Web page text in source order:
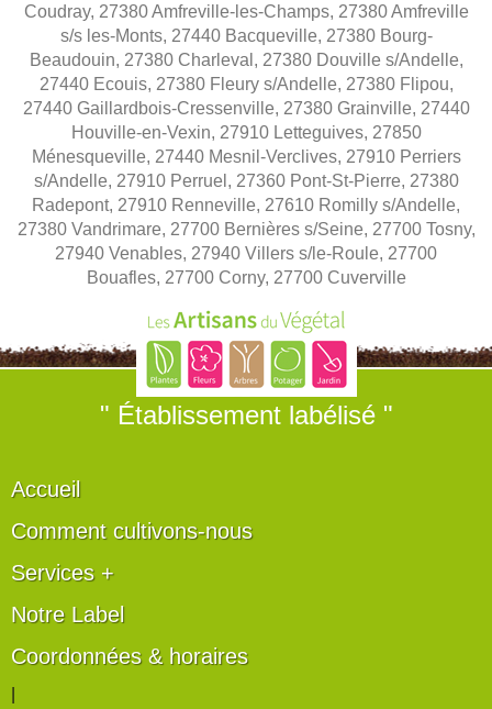
Coudray, 27380 Amfreville-les-Champs, 27380 Amfreville
s/s les-Monts, 27440 Bacqueville, 27380 Bourg-
Beaudouin, 27380 Charleval, 27380 Douville s/Andelle,
27440 Ecouis, 27380 Fleury s/Andelle, 27380 Flipou,
27440 Gaillardbois-Cressenville, 27380 Grainville, 27440
Houville-en-Vexin, 27910 Letteguives, 27850
Ménesqueville, 27440 Mesnil-Verclives, 27910 Perriers
s/Andelle, 27910 Perruel, 27360 Pont-St-Pierre, 27380
Radepont, 27910 Renneville, 27610 Romilly s/Andelle,
27380 Vandrimare, 27700 Bernières s/Seine, 27700 Tosny,
27940 Venables, 27940 Villers s/le-Roule, 27700
Bouafles, 27700 Corny, 27700 Cuverville
" Établissement labélisé "
Accueil
Comment cultivons-nous
Services +
Notre Label
Coordonnées & horaires